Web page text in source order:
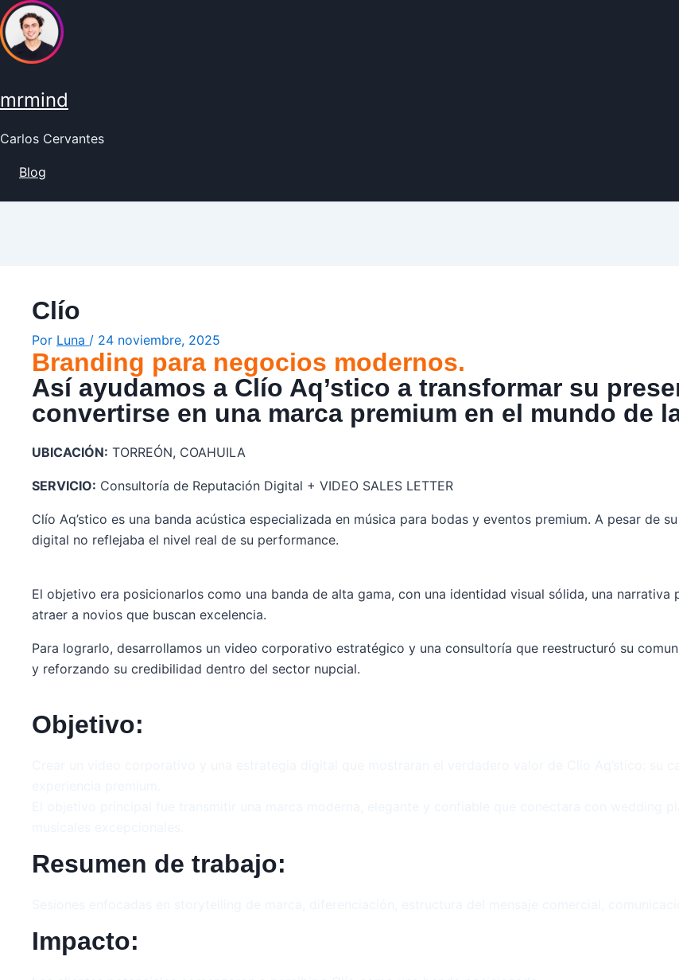
Ir
al
contenido
mrmind
Carlos Cervantes
Blog
Clío
Por Luna / 24 noviembre, 2025
Branding para negocios modernos.
Así ayudamos a Clío Aq’stico a transformar su
convertirse en una marca premium en el mundo de
UBICACIÓN: TORREÓN, COAHUILA
SERVICIO: Consultoría de Reputación Digital + VIDEO SALES LETTER
Clío Aq’stico es una banda acústica especializada en música para bodas y eventos premium. A pesar de
digital no reflejaba el nivel real de su performance.
El objetivo era posicionarlos como una banda de alta gama, con una identidad visual sólida, una
atraer a novios que buscan excelencia.
Para lograrlo, desarrollamos un video corporativo estratégico y una consultoría que reestructuró su
y reforzando su credibilidad dentro del sector nupcial.
Objetivo:
Resumen de trabajo:
Impacto: